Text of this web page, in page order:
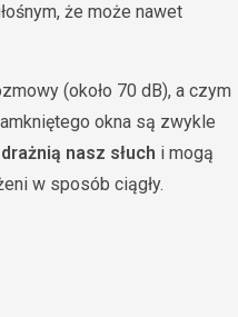
że może nawet
(około 70 dB), a czym
okna są zwykle
drażnią nasz słuch i mogą
w sposób ciągły.